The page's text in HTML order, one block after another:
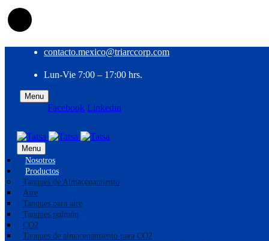
contacto.mexico@triarccorp.com
Lun-Vie 7:00 – 17:00 hrs.
Menu
EN
Facebook Linkedin
Menu
Nosotros
Productos
Tanques de Almacenamiento
Aire
Tanques para aire
Tanques pulmón
CO2
Tanques de almacenamiento para CO2